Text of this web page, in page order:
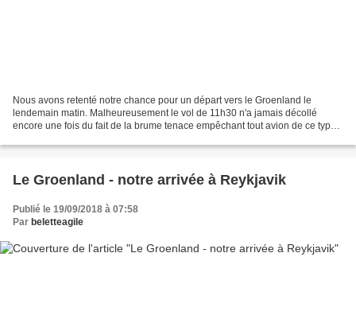
Nous avons retenté notre chance pour un départ vers le Groenland le
lendemain matin. Malheureusement le vol de 11h30 n'a jamais décollé
encore une fois du fait de la brume tenace empêchant tout avion de ce type
Le Groenland - notre arrivée à Reykjavik
Publié le 19/09/2018 à 07:58
Par beletteagile